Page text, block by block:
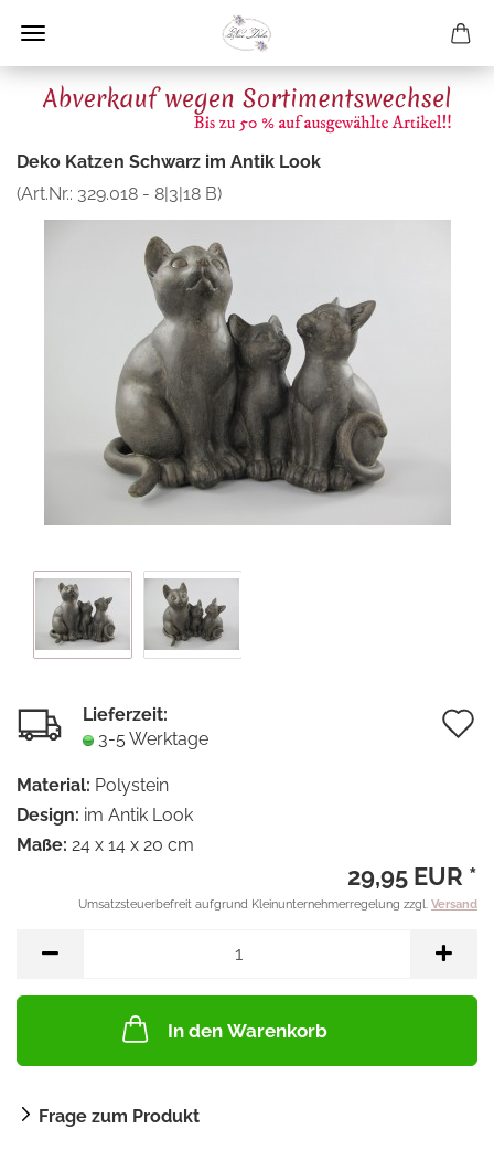
Deko Katzen Schwarz im Antik Look
(Art.Nr.: 329.018 - 8|3|18 B)
Lieferzeit:
3-5 Werktage
Material: Polystein
Design: im Antik Look
Maße: 24 x 14 x 20 cm
29,95 EUR *
Umsatzsteuerbefreit aufgrund Kleinunternehmerregelung zzgl. Versand
In den Warenkorb
Frage zum Produkt